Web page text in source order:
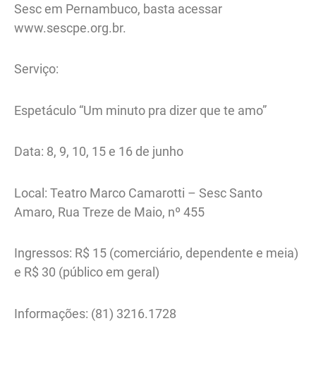
Sesc em Pernambuco, basta acessar
www.sescpe.org.br.
Serviço:
Espetáculo “Um minuto pra dizer que te amo”
Data: 8, 9, 10, 15 e 16 de junho
Local: Teatro Marco Camarotti – Sesc Santo
Amaro, Rua Treze de Maio, nº 455
Ingressos: R$ 15 (comerciário, dependente e meia)
e R$ 30 (público em geral)
Informações: (81) 3216.1728